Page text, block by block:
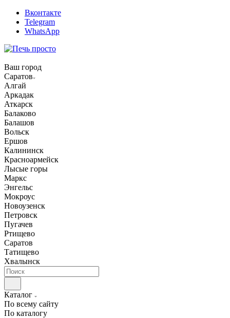
Вконтакте
Telegram
WhatsApp
Ваш город
Саратов
Алгай
Аркадак
Аткарск
Балаково
Балашов
Вольск
Ершов
Калининск
Красноармейск
Лысые горы
Маркс
Энгельс
Мокроус
Новоузенск
Петровск
Пугачев
Ртищево
Саратов
Татищево
Хвалынск
Каталог
По всему сайту
По каталогу